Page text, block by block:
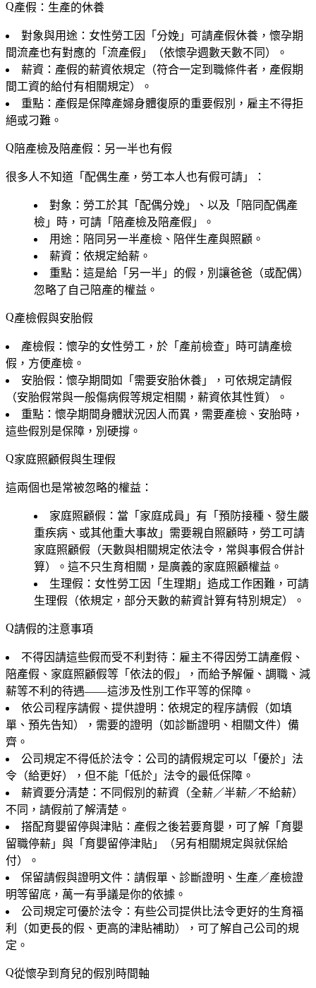
產假：生產的休養
對象與用途 ：女性勞工因「分娩」可請產假休養，懷孕期
間流產也有對應的「流產假」（依懷孕週數天數不同）。
薪資 ：產假的薪資依規定（符合一定到職條件者，產假期
間工資的給付有相關規定）。
重點 ：產假是保障產婦身體復原的重要假別，雇主不得拒
絕或刁難。
陪產檢及陪產假：另一半也有假
很多人不知道「配偶生產，勞工本人也有假可請」：
對象 ：勞工於其「配偶分娩」、以及「陪同配偶產
檢」時，可請「陪產檢及陪產假」。
用途 ：陪同另一半產檢、陪伴生產與照顧。
薪資 ：依規定給薪。
重點 ：這是給「另一半」的假，別讓爸爸（或配偶）
忽略了自己陪產的權益。
產檢假與安胎假
產檢假 ：懷孕的女性勞工，於「產前檢查」時可請產檢
假，方便產檢。
安胎假 ：懷孕期間如「需要安胎休養」，可依規定請假
（安胎假常與一般傷病假等規定相關，薪資依其性質）。
重點 ：懷孕期間身體狀況因人而異，需要產檢、安胎時，
這些假別是保障，別硬撐。
家庭照顧假與生理假
這兩個也是常被忽略的權益：
家庭照顧假 ：當「家庭成員」有「預防接種、發生嚴
重疾病、或其他重大事故」需要親自照顧時，勞工可請
家庭照顧假（天數與相關規定依法令，常與事假合併計
算）。這不只生育相關，是廣義的家庭照顧權益。
生理假 ：女性勞工因「生理期」造成工作困難，可請
生理假（依規定，部分天數的薪資計算有特別規定）。
請假的注意事項
不得因請這些假而受不利對待 ：雇主不得因勞工請產假、
陪產假、家庭照顧假等「依法的假」，而給予解僱、調職、減
薪等不利的待遇——這涉及性別工作平等的保障。
依公司程序請假、提供證明 ：依規定的程序請假（如填
單、預先告知），需要的證明（如診斷證明、相關文件）備
齊。
公司規定不得低於法令 ：公司的請假規定可以「優於」法
令（給更好），但不能「低於」法令的最低保障。
薪資要分清楚 ：不同假別的薪資（全薪／半薪／不給薪）
不同，請假前了解清楚。
搭配育嬰留停與津貼 ：產假之後若要育嬰，可了解「育嬰
留職停薪」與「育嬰留停津貼」（另有相關規定與就保給
付）。
保留請假與證明文件 ：請假單、診斷證明、生產／產檢證
明等留底，萬一有爭議是你的依據。
公司規定可優於法令 ：有些公司提供比法令更好的生育福
利（如更長的假、更高的津貼補助），可了解自己公司的規
定。
從懷孕到育兒的假別時間軸